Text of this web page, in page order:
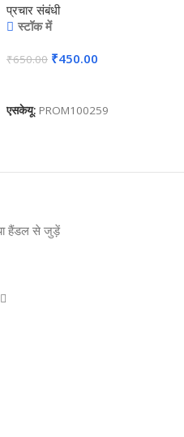
Joining Kit, Corporate, Client
or Dealer Gifting,
JKSR129
प्रचार संबंधी
स्टॉक में
₹650.00 ₹450.00
एसकेयू: PROM100259
हैंडल से जुड़ें